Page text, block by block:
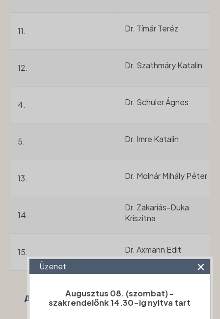
11. Dr. Tímár Teréz
12. Dr. Szathmáry Katalin
4. Dr. Schuler Ágnes
5. Dr. Imre Katalin
13. Dr. Molnár Mihály Péter
14.
Dr. Zakariás-Duka
Kriszitna
15. Dr. Axmann Edit
A II. kerület közigazgatási területén
Üzenet ×
Augusztus 08. (szombat) -
szakrendelőnk 14.30-ig nyitva tart